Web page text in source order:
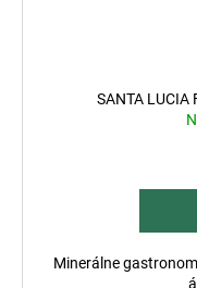
SANTA LUCIA
Minerálne